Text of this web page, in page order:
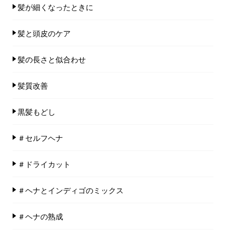
髪が細くなったときに
髪と頭皮のケア
髪の長さと似合わせ
髪質改善
黒髪もどし
＃セルフヘナ
＃ドライカット
＃ヘナとインディゴのミックス
＃ヘナの熟成